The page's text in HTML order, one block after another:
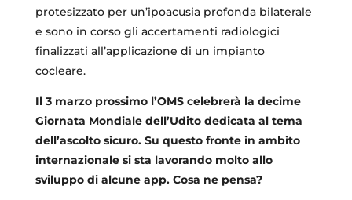
protesizzato per un’ipoacusia profonda bilaterale
e sono in corso gli accertamenti radiologici
finalizzati all’applicazione di un impianto
cocleare.
Il 3 marzo prossimo l’OMS celebrerà la decime
Giornata Mondiale dell’Udito dedicata al tema
dell’ascolto sicuro. Su questo fronte in ambito
internazionale si sta lavorando molto allo
sviluppo di alcune app. Cosa ne pensa?